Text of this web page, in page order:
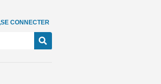
SE CONNECTER